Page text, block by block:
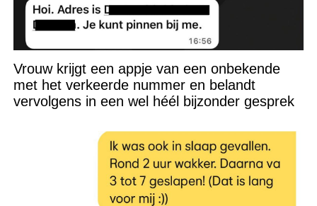
Vrouw krijgt een appje van een onbekende
met het verkeerde nummer en belandt
vervolgens in een wel héél bijzonder gesprek